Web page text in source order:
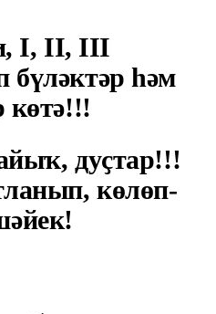
I, II, III
бүләктәр һәм
көтә!!!
дуҫтар!!!
көлөп-